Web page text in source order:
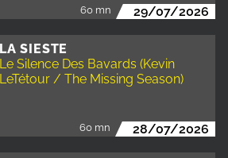
60 mn 29/07/2026
LA SIESTE
Le Silence Des Bavards (Kevin
LeTétour / The Missing Season)
60 mn 28/07/2026